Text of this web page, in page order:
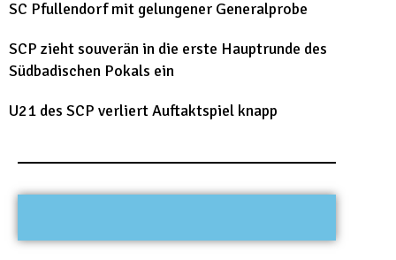
SC Pfullendorf mit gelungener Generalprobe
SCP zieht souverän in die erste Hauptrunde des
Südbadischen Pokals ein
U21 des SCP verliert Auftaktspiel knapp